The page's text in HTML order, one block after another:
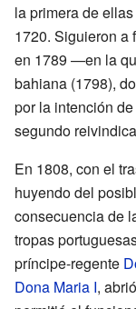
la primera de
1720. Siguieron a
en 1789 —en la
bahiana (1798),
por la intención
segundo
En 1808, con el
huyendo del
consecuencia de
tropas
príncipe-regente
Dona Maria I,